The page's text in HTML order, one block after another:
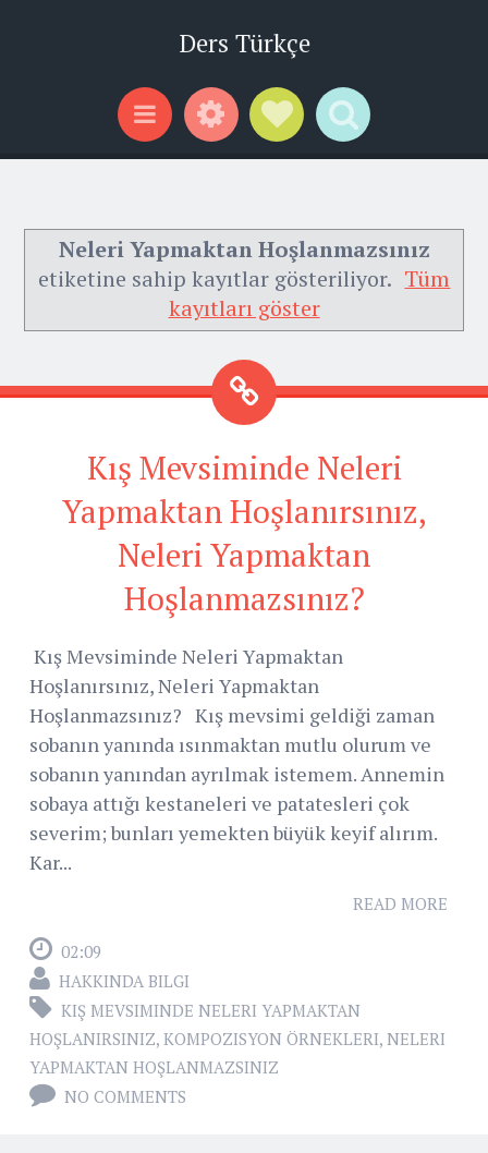
Ders Türkçe
Menu WidgetsSocial Links
Search
Neleri Yapmaktan Hoşlanmazsınız
etiketine sahip kayıtlar gösteriliyor. Tüm
kayıtları göster
Kış Mevsiminde Neleri
Yapmaktan Hoşlanırsınız,
Neleri Yapmaktan
Hoşlanmazsınız?
Kış Mevsiminde Neleri Yapmaktan
Hoşlanırsınız, Neleri Yapmaktan
Hoşlanmazsınız? Kış mevsimi geldiği zaman
sobanın yanında ısınmaktan mutlu olurum ve
sobanın yanından ayrılmak istemem. Annemin
sobaya attığı kestaneleri ve patatesleri çok
severim; bunları yemekten büyük keyif alırım.
Kar...
READ MORE
02:09
HAKKINDA BILGI
KIŞ MEVSIMINDE NELERI YAPMAKTAN
HOŞLANIRSINIZ, KOMPOZISYON ÖRNEKLERI, NELERI
YAPMAKTAN HOŞLANMAZSINIZ
NO COMMENTS